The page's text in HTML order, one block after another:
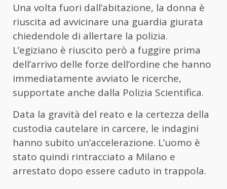
Una volta fuori dall’abitazione, la donna è
riuscita ad avvicinare una guardia giurata
chiedendole di allertare la polizia.
L’egiziano è riuscito però a fuggire prima
dell’arrivo delle forze dell’ordine che hanno
immediatamente avviato le ricerche,
supportate anche dalla Polizia Scientifica.
Data la gravità del reato e la certezza della
custodia cautelare in carcere, le indagini
hanno subito un’accelerazione. L’uomo è
stato quindi rintracciato a Milano e
arrestato dopo essere caduto in trappola.